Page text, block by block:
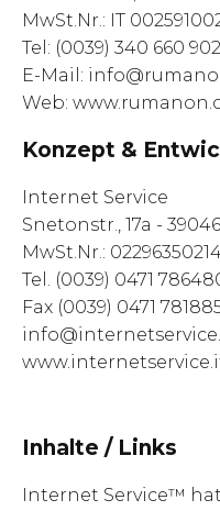
MwSt.Nr.: IT
Tel: (0039) 340 660
E-Mail:
Web:
Konzept &
Internet Service
Snetonstr., 17a -
MwSt.Nr.:
Tel. (0039) 0471
Fax (0039) 0471
Inhalte / Links
Internet Service™